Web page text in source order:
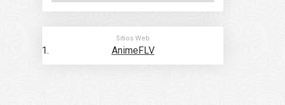
Sitios Web
AnimeFLV